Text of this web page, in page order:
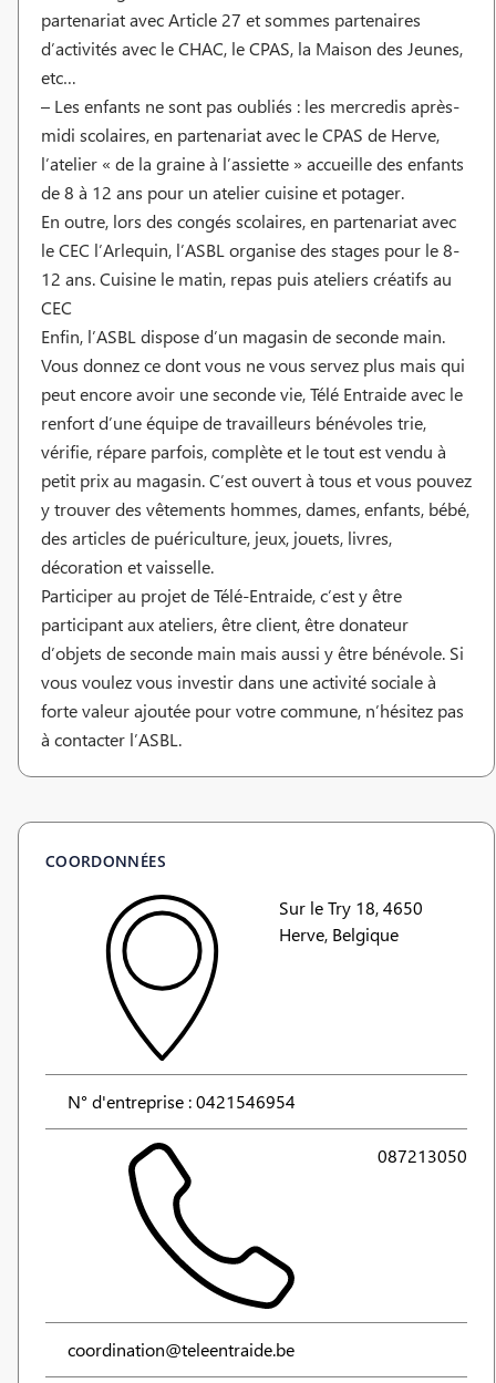
partenariat avec Article 27 et sommes partenaires
d’activités avec le CHAC, le CPAS, la Maison des Jeunes,
etc…
– Les enfants ne sont pas oubliés : les mercredis après-
midi scolaires, en partenariat avec le CPAS de Herve,
l’atelier « de la graine à l’assiette » accueille des enfants
de 8 à 12 ans pour un atelier cuisine et potager.
En outre, lors des congés scolaires, en partenariat avec
le CEC l’Arlequin, l’ASBL organise des stages pour le 8-
12 ans. Cuisine le matin, repas puis ateliers créatifs au
CEC
Enfin, l’ASBL dispose d’un magasin de seconde main.
Vous donnez ce dont vous ne vous servez plus mais qui
peut encore avoir une seconde vie, Télé Entraide avec le
renfort d’une équipe de travailleurs bénévoles trie,
vérifie, répare parfois, complète et le tout est vendu à
petit prix au magasin. C’est ouvert à tous et vous pouvez
y trouver des vêtements hommes, dames, enfants, bébé,
des articles de puériculture, jeux, jouets, livres,
décoration et vaisselle.
Participer au projet de Télé-Entraide, c’est y être
participant aux ateliers, être client, être donateur
d’objets de seconde main mais aussi y être bénévole. Si
vous voulez vous investir dans une activité sociale à
forte valeur ajoutée pour votre commune, n’hésitez pas
à contacter l’ASBL.
COORDONNÉES
Sur le Try 18, 4650
Herve, Belgique
N° d'entreprise : 0421546954
087213050
coordination@teleentraide.be